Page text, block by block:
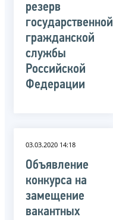
резерв
государственной
гражданской
службы
Российской
Федерации
03.03.2020 14:18
Объявление
конкурса на
замещение
вакантных